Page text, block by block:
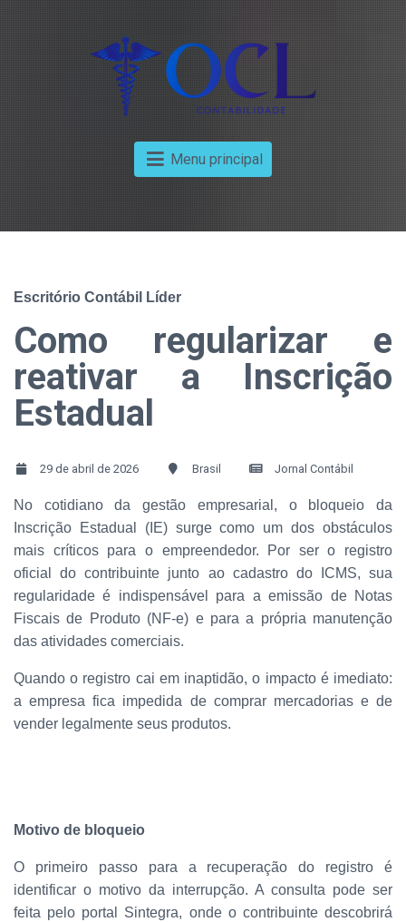
Menu principal
Escritório Contábil Líder
Como regularizar e
reativar a Inscrição
Estadual
29 de abril de 2026 Brasil Jornal Contábil
No cotidiano da gestão empresarial, o bloqueio da
Inscrição Estadual (IE) surge como um dos obstáculos
mais críticos para o empreendedor. Por ser o registro
oficial do contribuinte junto ao cadastro do ICMS, sua
regularidade é indispensável para a emissão de Notas
Fiscais de Produto (NF-e) e para a própria manutenção
das atividades comerciais.
Quando o registro cai em inaptidão, o impacto é imediato:
a empresa fica impedida de comprar mercadorias e de
vender legalmente seus produtos.
Motivo de bloqueio
O primeiro passo para a recuperação do registro é
identificar o motivo da interrupção. A consulta pode ser
feita pelo portal Sintegra, onde o contribuinte descobrirá